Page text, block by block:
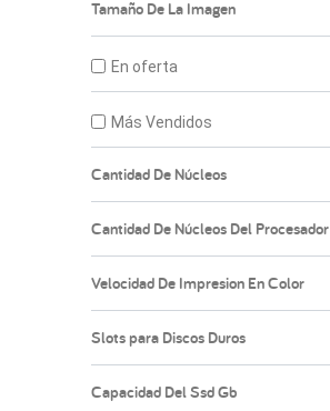
Tamaño De La Imagen
En oferta
Más Vendidos
Cantidad De Núcleos
Cantidad De Núcleos Del Procesador
Velocidad De Impresion En Color
Slots para Discos Duros
Capacidad Del Ssd Gb